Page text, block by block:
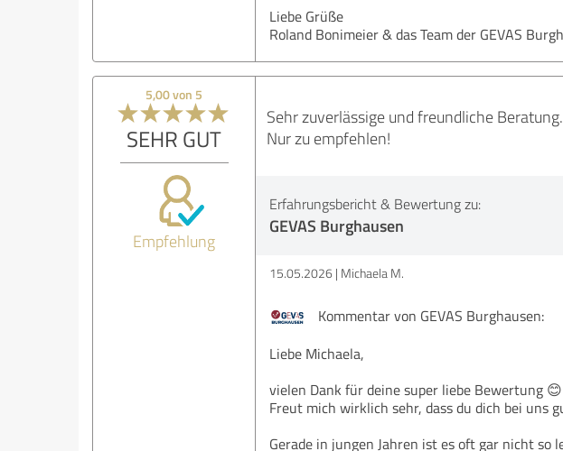
Liebe Grüße
Roland Bonimeier & das Team der GEVAS
5,00 von 5
SEHR GUT
Empfehlung
Sehr zuverlässige und freundliche Beratung.
Nur zu empfehlen!
Erfahrungsbericht & Bewertung zu:
GEVAS Burghausen
15.05.2026 Michaela M.
Kommentar von GEVAS Burghausen:
Liebe Michaela,
vielen Dank für deine super liebe Bewertung 😊
Freut mich wirklich sehr, dass du dich bei uns
Gerade in jungen Jahren ist es oft gar nicht so